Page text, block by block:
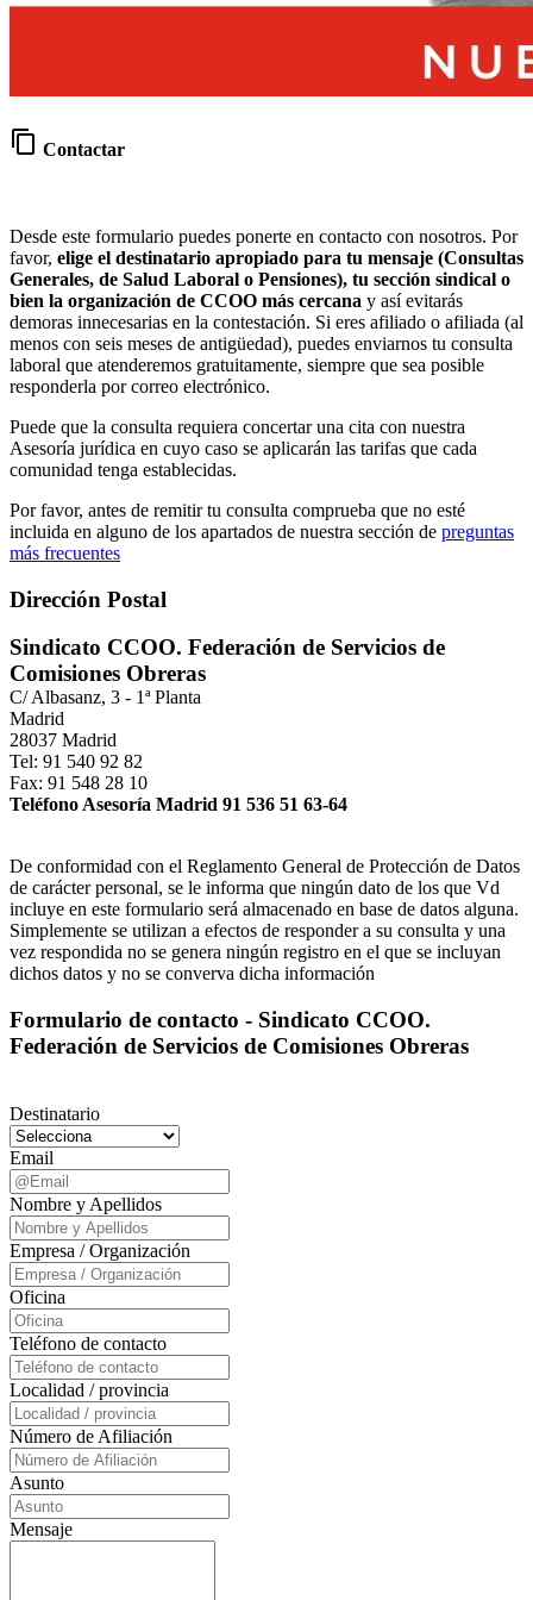
content_copy Contactar
Desde este formulario puedes ponerte en contacto con nosotros. Por
favor, elige el destinatario apropiado para tu mensaje (Consultas
Generales, de Salud Laboral o Pensiones), tu sección sindical o
bien la organización de CCOO más cercana y así evitarás
demoras innecesarias en la contestación. Si eres afiliado o afiliada (al
menos con seis meses de antigüedad), puedes enviarnos tu consulta
laboral que atenderemos gratuitamente, siempre que sea posible
responderla por correo electrónico.
Puede que la consulta requiera concertar una cita con nuestra
Asesoría jurídica en cuyo caso se aplicarán las tarifas que cada
comunidad tenga establecidas.
Por favor, antes de remitir tu consulta comprueba que no esté
incluida en alguno de los apartados de nuestra sección de preguntas
más frecuentes
Dirección Postal
Sindicato CCOO. Federación de Servicios de
Comisiones Obreras
C/ Albasanz, 3 - 1ª Planta
Madrid
28037 Madrid
Tel: 91 540 92 82
Fax: 91 548 28 10
Teléfono Asesoría Madrid 91 536 51 63-64
De conformidad con el Reglamento General de Protección de Datos
de carácter personal, se le informa que ningún dato de los que Vd
incluye en este formulario será almacenado en base de datos alguna.
Simplemente se utilizan a efectos de responder a su consulta y una
vez respondida no se genera ningún registro en el que se incluyan
dichos datos y no se converva dicha información
Formulario de contacto - Sindicato CCOO.
Federación de Servicios de Comisiones Obreras
Destinatario
Email
Nombre y Apellidos
Empresa / Organización
Oficina
Teléfono de contacto
Localidad / provincia
Número de Afiliación
Asunto
Mensaje